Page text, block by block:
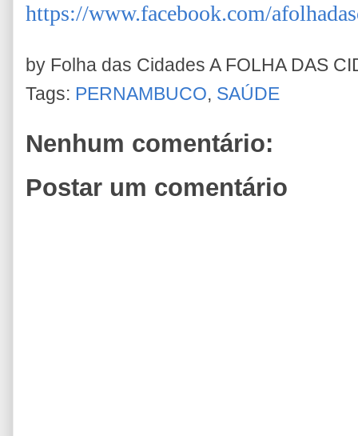
https://www.facebook.com/
by Folha das Cidades A FOLHA DAS
Tags: PERNAMBUCO, SAÚDE
Nenhum comentário:
Postar um comentário